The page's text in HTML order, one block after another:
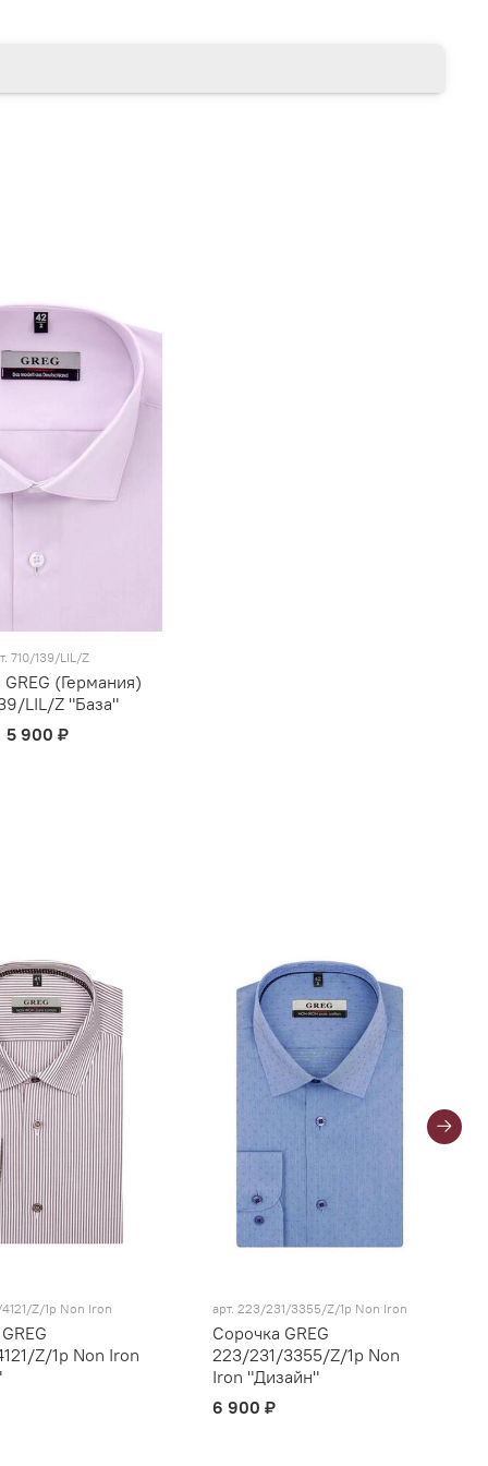
710/139/LIL/Z
(Германия)
LIL/Z "База"
5 900 ₽
4121/Z/1p Non Iron
Z/1p Non Iron
арт.223/231/3355/Z/1p Non Iron
Сорочка GREG
223/231/3355/Z/1p Non
Iron "Дизайн"
6 900 ₽